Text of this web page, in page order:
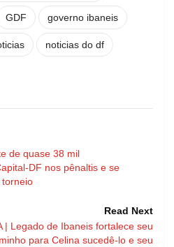
GDF governo ibaneis
noticias do df
de quase 38 mil
DF nos pênaltis e se
Read Next
| Legado de Ibaneis fortalece seu
para Celina sucedê-lo e seu